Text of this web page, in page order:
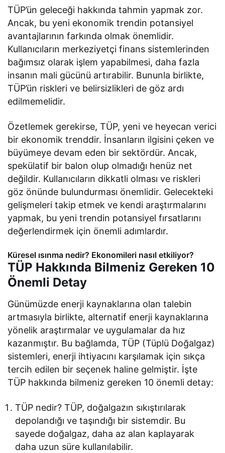
TÜP’ün geleceği hakkında tahmin yapmak zor.
Ancak, bu yeni ekonomik trendin potansiyel
avantajlarının farkında olmak önemlidir.
Kullanıcıların merkeziyetçi finans sistemlerinden
bağımsız olarak işlem yapabilmesi, daha fazla
insanın mali gücünü artırabilir. Bununla birlikte,
TÜP’ün riskleri ve belirsizlikleri de göz ardı
edilmemelidir.
Özetlemek gerekirse, TÜP, yeni ve heyecan verici
bir ekonomik trenddir. İnsanların ilgisini çeken ve
büyümeye devam eden bir sektördür. Ancak,
spekülatif bir balon olup olmadığı henüz net
değildir. Kullanıcıların dikkatli olması ve riskleri
göz önünde bulundurması önemlidir. Gelecekteki
gelişmeleri takip etmek ve kendi araştırmalarını
yapmak, bu yeni trendin potansiyel fırsatlarını
değerlendirmek için önemli adımlardır.
Küresel ısınma nedir? Ekonomileri nasıl etkiliyor?
TÜP Hakkında Bilmeniz Gereken 10
Önemli Detay
Günümüzde enerji kaynaklarına olan talebin
artmasıyla birlikte, alternatif enerji kaynaklarına
yönelik araştırmalar ve uygulamalar da hız
kazanmıştır. Bu bağlamda, TÜP (Tüplü Doğalgaz)
sistemleri, enerji ihtiyacını karşılamak için sıkça
tercih edilen bir seçenek haline gelmiştir. İşte
TÜP hakkında bilmeniz gereken 10 önemli detay:
TÜP nedir? TÜP, doğalgazın sıkıştırılarak
depolandığı ve taşındığı bir sistemdir. Bu
sayede doğalgaz, daha az alan kaplayarak
daha uzun süre kullanılabilir.